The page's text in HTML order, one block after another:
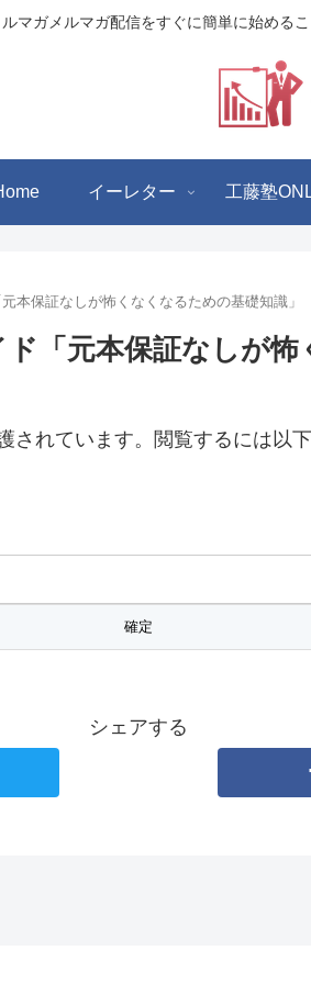
マガメルマガ配信をすぐに簡単に始める
イーレター 工藤塾
本保証なしが怖くなくなるための基礎知識」
「元本保証なしが
されています。閲覧するには以
シェアする